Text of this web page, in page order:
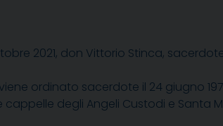
2021, don Vittorio Stinca,
ordinato sacerdote il 24 giugno
cappelle degli Angeli Custodi e Santa